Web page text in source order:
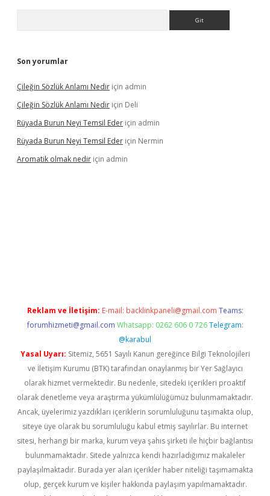
Son yorumlar
Çileğin Sözlük Anlamı Nedir için admin
Çileğin Sözlük Anlamı Nedir için Deli
Rüyada Burun Neyi Temsil Eder için admin
Rüyada Burun Neyi Temsil Eder için Nermin
Aromatik olmak nedir için admin
Reklam ve İletişim: E-mail: backlinkpaneli@gmail.com Teams:
forumhizmeti@gmail.com Whatsapp: 0262 606 0 726 Telegram:
@karabul
Yasal Uyarı: Sitemiz, 5651 Sayılı Kanun gereğince Bilgi Teknolojileri
ve İletişim Kurumu (BTK) tarafından onaylanmış bir Yer Sağlayıcı
olarak hizmet vermektedir. Bu nedenle, sitedeki içerikleri proaktif
olarak denetleme veya araştırma yükümlülüğümüz bulunmamaktadır.
Ancak, üyelerimiz yazdıkları içeriklerin sorumluluğunu taşımakta olup,
siteye üye olarak bu sorumluluğu kabul etmiş sayılırlar. Bu internet
sitesi, herhangi bir marka, kurum veya şahıs şirketi ile hiçbir bağlantısı
bulunmamaktadır. Sitede yalnızca kendi hazırladığımız makaleler
paylaşılmaktadır. Burada yer alan içerikler haber niteliği taşımamakta
olup, gerçek kurum ve kişiler hakkında paylaşım yapılmamaktadır.